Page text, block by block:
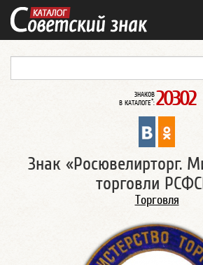
ЗНАКОВ
В КАТАЛОГЕ*: 20302
Знак «Росювелирторг.
торговли
Торговля